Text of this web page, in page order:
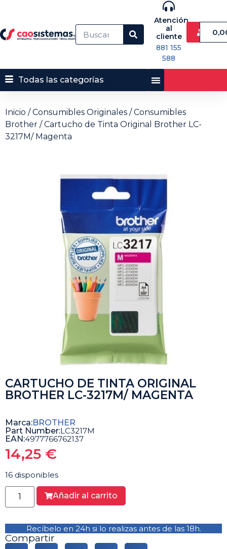
Atención
al
cliente
881 155
588
Todas las categorías
Inicio /Consumibles Originales /Consumibles
Brother / Cartucho de Tinta Original Brother LC-
3217M/ Magenta
CARTUCHO DE TINTA ORIGINAL
BROTHER LC-3217M/ MAGENTA
Marca:BROTHER
Part Number:LC3217M
EAN:4977766762137
14,25 €
16 disponibles
Añadir al carrito
Recíbelo en 24h si lo realizas antes de las 18h.
Compartir